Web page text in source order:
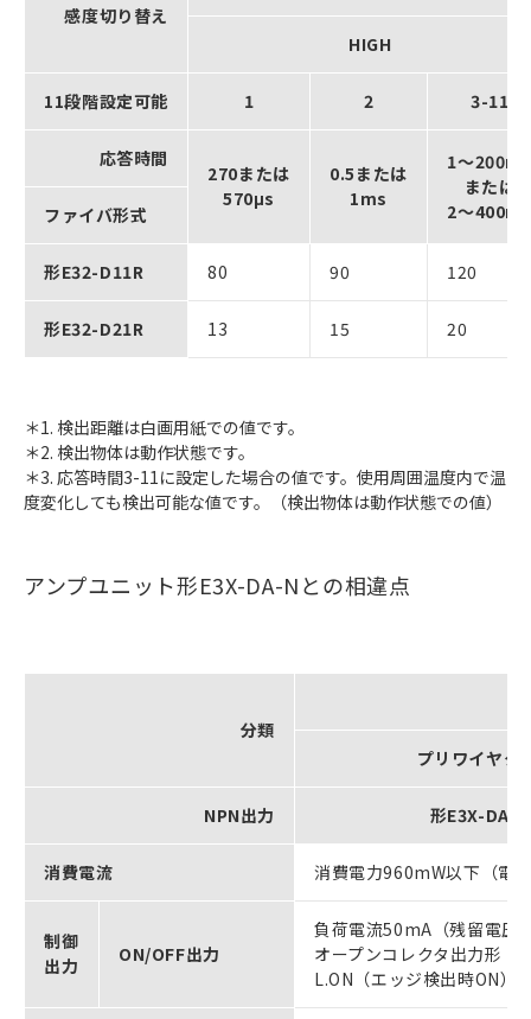
感度切り替え
HIGH
11段階設定可能 1 2 3-11
応答時間
270または
570μs
0.5または
1ms
1～
または
2～
ファイバ形式
形E32-D11R 80 90 120
形E32-D21R 13 15 20
＊1. 検出距離は白画用紙での値です。
＊2. 検出物体は動作状態です。
＊3. 応答時間3-11に設定した場合の値です。使用周囲温度内で温
度変化しても検出可能な値です。（検出物体は動作状態での値）
アンプユニット形E3X-DA-Nとの相違点
分類
プリワイヤタ
NPN出力 形E3X-
消費電流 消費電力960mW以下（電
制御
出力
ON/OFF出力
負荷電流50mA（残留電圧
オープンコレクタ出力形
L.ON（エッジ検出時ON）